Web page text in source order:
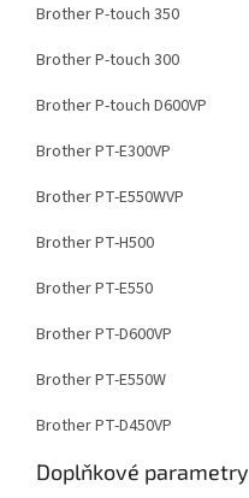
Brother P-touch 350
Brother P-touch 300
Brother P-touch D600VP
Brother PT-E300VP
Brother PT-E550WVP
Brother PT-H500
Brother PT-E550
Brother PT-D600VP
Brother PT-E550W
Brother PT-D450VP
Doplňkové parametry